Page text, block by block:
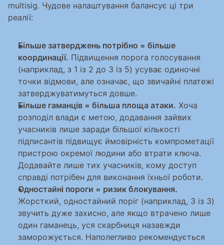
multisig. Чудове налаштування балансує ці три
реалії:
Більше затверджень потрібно = більше
координації. Підвищення порога голосування
(наприклад, з 1 із 2 до 3 із 5) усуває одиночні
точки відмови, але означає, що звичайні платежі
затверджуватимуться довше.
Більше гаманців = більша площа атаки. Хоча
розподіл влади є метою, додавання зайвих
учасників лише заради більшої кількості
підписантів підвищує ймовірність компрометації
пристрою окремої людини або втрати ключа.
Додавайте лише тих учасників, кому доступ
справді потрібен для виконання їхньої роботи.
Одностайні пороги = ризик блокування.
Жорсткий, одностайний поріг (наприклад, 3 із 3)
звучить дуже захисно, але якщо втрачено лише
один гаманець, уся скарбниця назавжди
заморожується. Наполегливо рекомендується